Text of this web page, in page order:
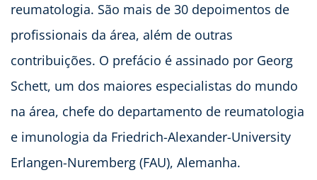
reumatologia. São mais de 30 depoimentos de
profissionais da área, além de outras
contribuições. O prefácio é assinado por Georg
Schett, um dos maiores especialistas do mundo
na área, chefe do departamento de reumatologia
e imunologia da Friedrich-Alexander-University
Erlangen-Nuremberg (FAU), Alemanha.